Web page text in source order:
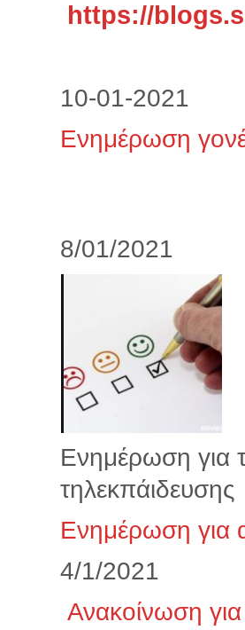
https://
10-01-2021
Ενημέρωση
8/01/2021
Ενημέρωση για
τηλεκπάιδευσης
Ενημέρωση για
4/1/2021
Ανακοίνωση